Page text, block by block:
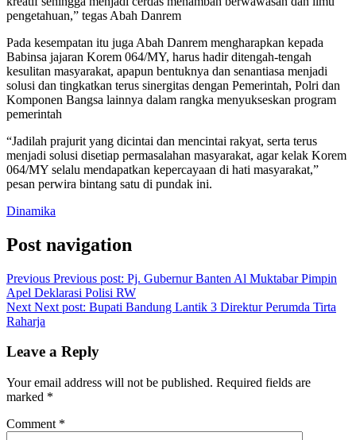
pengetahuan,” tegas Abah Danrem
Pada kesempatan itu juga Abah Danrem mengharapkan kepada
Babinsa jajaran Korem 064/MY, harus hadir ditengah-tengah
kesulitan masyarakat, apapun bentuknya dan senantiasa menjadi
solusi dan tingkatkan terus sinergitas dengan Pemerintah, Polri dan
Komponen Bangsa lainnya dalam rangka menyukseskan program
pemerintah
“Jadilah prajurit yang dicintai dan mencintai rakyat, serta terus
menjadi solusi disetiap permasalahan masyarakat, agar kelak Korem
064/MY selalu mendapatkan kepercayaan di hati masyarakat,”
pesan perwira bintang satu di pundak ini.
Dinamika
Post navigation
Previous Previous post: Pj. Gubernur Banten Al Muktabar Pimpin
Apel Deklarasi Polisi RW
Next Next post: Bupati Bandung Lantik 3 Direktur Perumda Tirta
Raharja
Leave a Reply
Your email address will not be published. Required fields are
marked *
Comment *